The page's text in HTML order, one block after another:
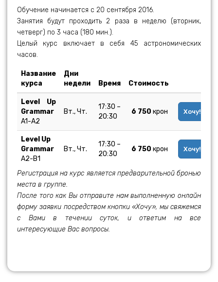
Обучение начинается с 20 сентября 2016.
Занятия будут проходить 2 раза в неделю (вторник,
четверг) по 3 часа (180 мин.).
Целый курс включает в себя 45 астрономических
часов.
Название
курса
Дни
недели
Время Стоимость
Level Up
Grammar
A1-A2
Вт., Чт.
17:30 –
20:30
6 750 крон Хочу!
Level Up
Grammar
A2-B1
Вт., Чт.
17:30 –
20:30
6 750 крон Хочу!
Регистрация на курс является предварительной бронью
места в группе.
После того как Вы отправите нам выполненную онлайн
форму заявки посредством кнопки «Хочу», мы свяжемся
с Вами в течении суток, и ответим на все
интересующие Вас вопросы.